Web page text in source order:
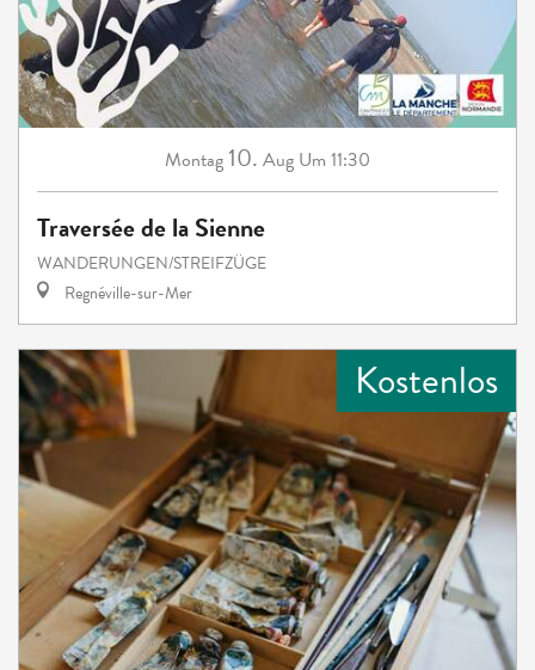
Montag 10. Aug Um 11:30
Traversée de la Sienne
WANDERUNGEN/STREIFZÜGE
Regnéville-sur-Mer
Kostenlos